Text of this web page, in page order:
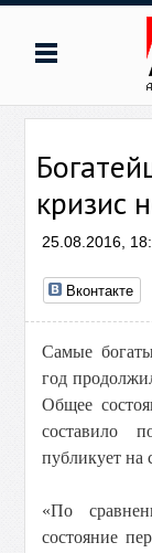
кризис
25.08.2016,
Вконтакте
Самые
год
Общее
составило
публикует на
«По
состояние